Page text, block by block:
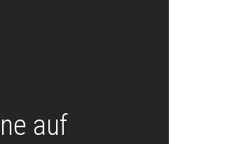
auf